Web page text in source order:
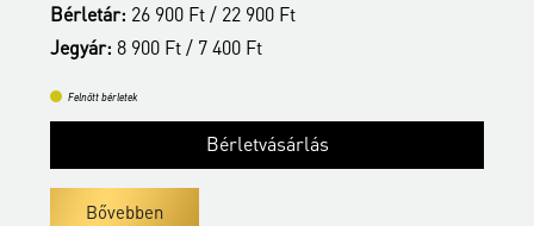
Bérletár: 26 900 Ft / 22 900 Ft
Jegyár: 8 900 Ft / 7 400 Ft
Felnőtt bérletek
Bérletvásárlás
Bővebben